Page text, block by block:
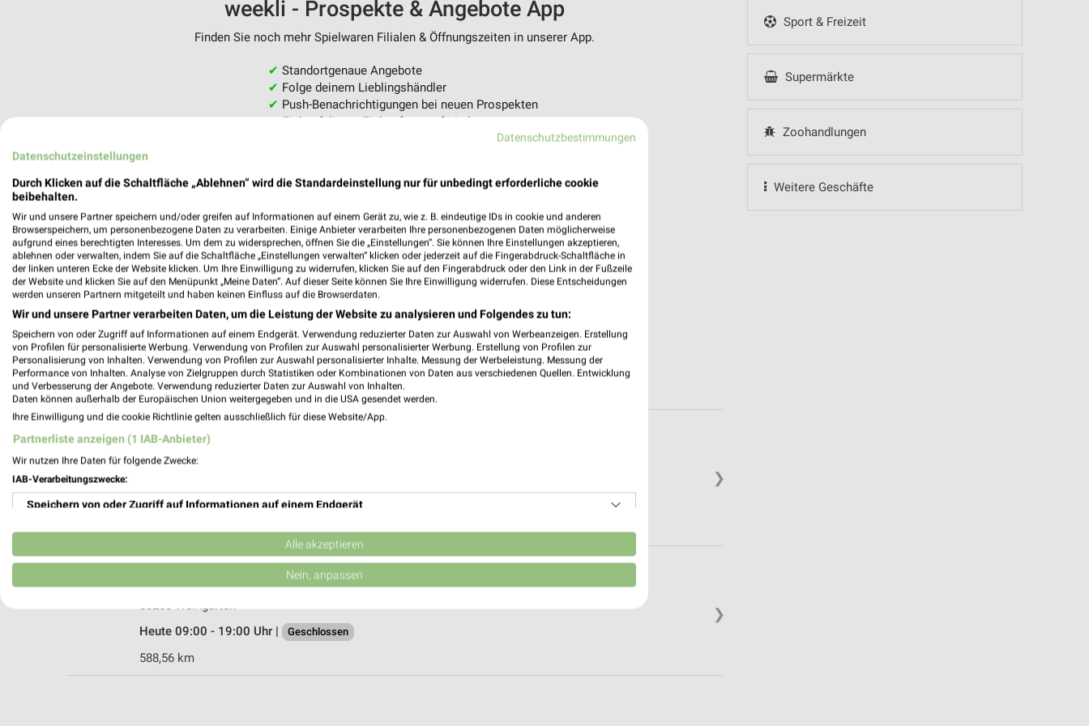
Sport & Freizeit
Supermärkte
Zoohandlungen
Weitere Geschäfte
weekli - Prospekte & Angebote App
Finden Sie noch mehr Spielwaren Filialen & Öffnungszeiten in unserer App.
✔ Standortgenaue Angebote
✔ Folge deinem Lieblingshändler
✔ Push-Benachrichtigungen bei neuen Prospekten
✔Einkaufsliste - Einkauf stressfrei planen
❯
Rofu Kinderland Weingarten
88250 Weingarten
Heute 09:30 - 19:00 Uhr | Geschlossen
❯
Ernsting's family Weingarten
Liebfrauenstraße 8
88250 Weingarten
Heute 09:00 - 19:00 Uhr |
Geschlossen
588,56 km
Datenschutzbestimmungen
Datenschutzeinstellungen
Durch Klicken auf die Schaltfläche „Ablehnen“ wird die Standardeinstellung nur für unbedingt erforderliche cookie
beibehalten.
Wir und unsere Partner speichern und/oder greifen auf Informationen auf einem Gerät zu, wie z. B. eindeutige IDs in cookie und anderen
Browserspeichern, um personenbezogene Daten zu verarbeiten. Einige Anbieter verarbeiten Ihre personenbezogenen Daten möglicherweise
aufgrund eines berechtigten Interesses. Um dem zu widersprechen, öffnen Sie die „Einstellungen“. Sie können Ihre Einstellungen akzeptieren,
ablehnen oder verwalten, indem Sie auf die Schaltfläche „Einstellungen verwalten“ klicken oder jederzeit auf die Fingerabdruck-Schaltfläche in
der linken unteren Ecke der Website klicken. Um Ihre Einwilligung zu widerrufen, klicken Sie auf den Fingerabdruck oder den Link in der Fußzeile
der Website und klicken Sie auf den Menüpunkt „Meine Daten“. Auf dieser Seite können Sie Ihre Einwilligung widerrufen. Diese Entscheidungen
werden unseren Partnern mitgeteilt und haben keinen Einfluss auf die Browserdaten.
Wir und unsere Partner verarbeiten Daten, um die Leistung der Website zu analysieren und Folgendes zu tun:
Speichern von oder Zugriff auf Informationen auf einem Endgerät. Verwendung reduzierter Daten zur Auswahl von Werbeanzeigen. Erstellung
von Profilen für personalisierte Werbung. Verwendung von Profilen zur Auswahl personalisierter Werbung. Erstellung von Profilen zur
Personalisierung von Inhalten. Verwendung von Profilen zur Auswahl personalisierter Inhalte. Messung der Werbeleistung. Messung der
Performance von Inhalten. Analyse von Zielgruppen durch Statistiken oder Kombinationen von Daten aus verschiedenen Quellen. Entwicklung
und Verbesserung der Angebote. Verwendung reduzierter Daten zur Auswahl von Inhalten.
Daten können außerhalb der Europäischen Union weitergegeben und in die USA gesendet werden.
Ihre Einwilligung und die cookie Richtlinie gelten ausschließlich für diese Website/App.
Partnerliste anzeigen (1 IAB-Anbieter)
Wir nutzen Ihre Daten für folgende Zwecke:
IAB-Verarbeitungszwecke:
Speichern von oder Zugriff auf Informationen auf einem Endgerät
Verwendung reduzierter Daten zur Auswahl von Werbeanzeigen
Erstellung von Profilen für personalisierte Werbung
Erstellung von Profilen zur Personalisierung von Inhalten
Alle akzeptieren
Nein, anpassen